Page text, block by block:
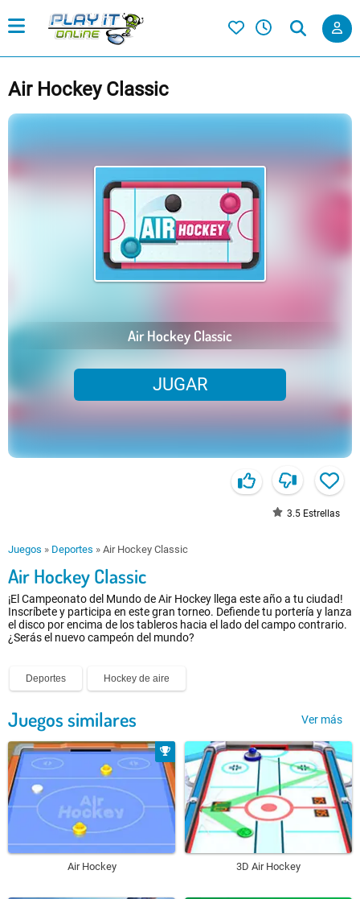
Air Hockey Classic
Air Hockey Classic
JUGAR
3.5 Estrellas
Juegos » Deportes » Air Hockey Classic
Air Hockey Classic
¡El Campeonato del Mundo de Air Hockey llega este año a tu ciudad!
Inscríbete y participa en este gran torneo. Defiende tu portería y lanza
el disco por encima de los tableros hacia el lado del campo contrario.
¿Serás el nuevo campeón del mundo?
Deportes Hockey de aire
Juegos similares Ver más
Air Hockey 3D Air Hockey